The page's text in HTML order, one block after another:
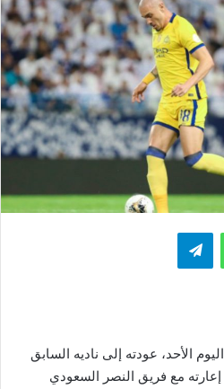
واتساب تيلقرام
الأحد، عودته إلى ناديه السابق
مع فريق النصر السعودي